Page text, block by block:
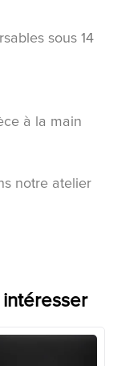
sous 14
à la main
notre atelier